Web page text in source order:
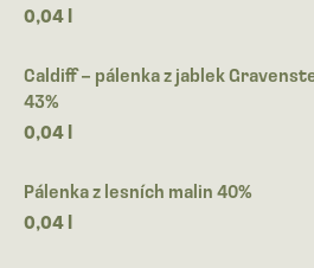
0,04 l
Caldiff – pálenka z jablek
43%
0,04 l
Pálenka z lesních malin 40%
0,04 l